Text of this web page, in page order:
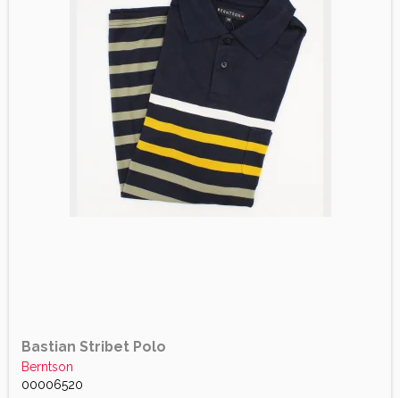
Bastian Stribet Polo
Berntson
00006520